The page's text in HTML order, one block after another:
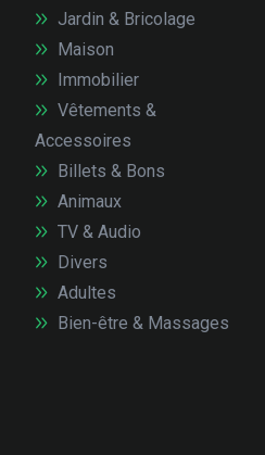
Jardin & Bricolage
Maison
Immobilier
Vêtements &
Accessoires
Billets & Bons
Animaux
TV & Audio
Divers
Adultes
Bien-être & Massages